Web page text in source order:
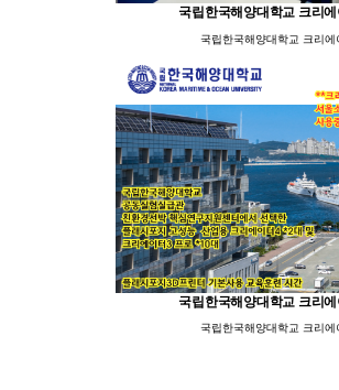
국립한국해양대학교 크리
국립한국해양대학교 크리
국립한국해양대학교 크리
국립한국해양대학교 크리